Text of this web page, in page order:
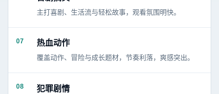
主打喜剧、生活流与轻松故事，观看氛围明快。
07 热血动作
覆盖动作、冒险与成长题材，节奏利落，爽感突出。
08 犯罪剧情